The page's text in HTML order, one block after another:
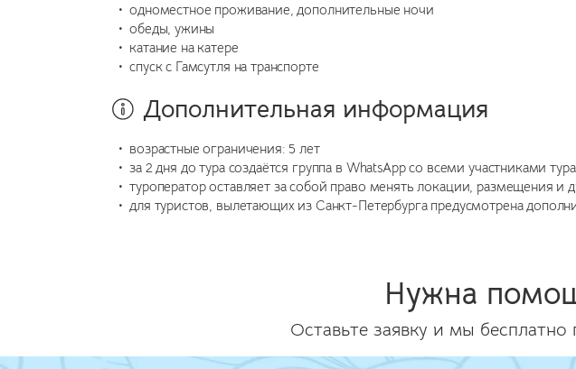
одноместное проживание, дополнительные ночи
обеды, ужины
катание на катере
спуск с Гамсутля на транспорте
Дополнительная информация
возрастные ограничения: 5 лет
за 2 дня до тура создаётся группа в WhatsApp со всеми участниками тура
туроператор оставляет за собой право менять локации, размещения
для туристов, вылетающих из Санкт-Петербурга предусмотрена
Нужна
Оставьте заявку и мы